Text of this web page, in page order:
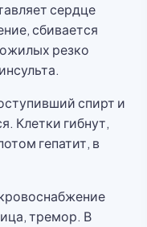
сердце
сбивается
резко
спирт и
Клетки гибнут,
гепатит, в
тремор. В